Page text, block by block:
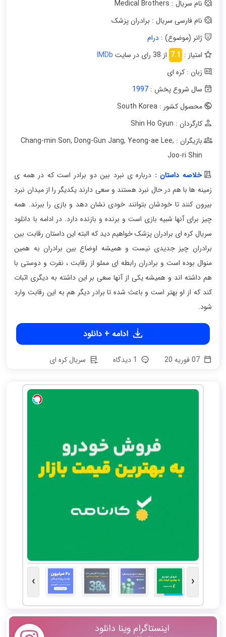
نام سریال : Medical Brothers
نام فارسی سریال : برادران پزشک
ژانر (موضوع) :درام
امتیاز : 7.1 از 38 رای در سایت
IMDb
زبان : کره ای
سال شروع پخش :1997
محصول کشور : South Korea
کارگردان : Shin Ho Gyun
بازیگران : Chang-min Son
, Dong-Gun Jang, Yeong-ae Lee,
Joo-ri Shin
خلاصه داستان : درباره ی نبرد بین دو برادر است که در همه ی
زمینه ها با هم در حال نبرد هستند و سعی دارند یکدیگر را از میدان نبرد
بیرون کنند تا خودشان بتوانند خودی نشان دهد و بازی را ببرند. همه
چیز برای آنها شبیه بازی است و برنده و بازنده دارد. در ادامه با دانلود
سریال کره ای برادران پزشک خواهیم دید که البته این داستان رقابت بین
برادران چیز جدیدی نیست و همیشه اوضاع بین برادران به همین
منوال بوده است و برادران رابطه ای مملو از رقابت ، نفرت و دوستی با
هم داشته اند و همیشه یکی از آنها سعی بر این داشته به دیگری اثبات
کند که از او بهتر است و باعث شده تا برادر دیگر هم به این رقابت وارد
شود.
ادامه + دانلود
07 فوریه 20 سریال کره ای
‹
›
اینستاگرام وینا دانلود